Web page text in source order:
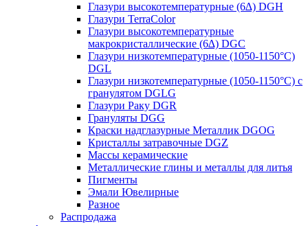
Глазури высокотемпературные (6∆) DGH
Глазури TerraColor
Глазури высокотемпературные
макрокристаллические (6∆) DGC
Глазури низкотемпературные (1050-1150°С)
DGL
Глазури низкотемпературные (1050-1150°С) с
гранулятом DGLG
Глазури Раку DGR
Грануляты DGG
Краски надглазурные Металлик DGOG
Кристаллы затравочные DGZ
Массы керамические
Металлические глины и металлы для литья
Пигменты
Эмали Ювелирные
Разное
Распродажа